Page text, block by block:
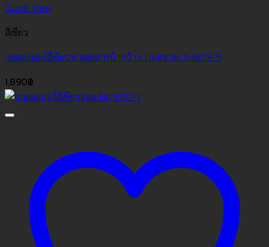
Quick View
สีเขียว
วอลเปเปอร์สีเขียวพาสเทล หน้ากว้าง 1 เมตร No.34528-5
1,890฿